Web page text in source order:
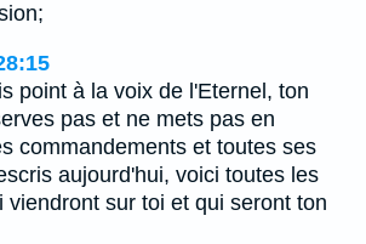
point à la voix de l'Eternel, ton
pas et ne mets pas en
commandements et toutes ses
aujourd'hui, voici toutes les
viendront sur toi et qui seront ton